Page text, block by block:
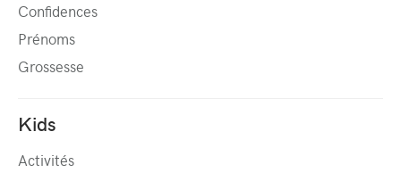
Confidences
Prénoms
Grossesse
Kids
Activités